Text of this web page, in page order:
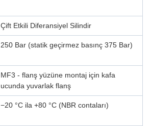
Çift Etkili Diferansiyel Silindir
250 Bar (statik geçirmez basınç 375 Bar)
MF3 - flanş yüzüne montaj için kafa
ucunda yuvarlak flanş
−20 °C ila +80 °C (NBR contaları)